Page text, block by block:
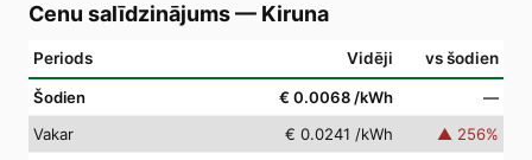
Cenu salīdzinājums— Kiruna
Periods Vidēji vs šodien
Šodien € 0.0068 /kWh
—
Vakar
€ 0.0241 /kWh ▲ 256%